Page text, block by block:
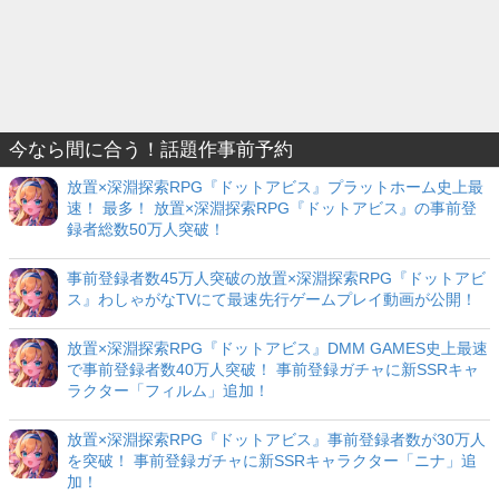
今なら間に合う！話題作事前予約
放置×深淵探索RPG『ドットアビス』プラットホーム史上最
速！ 最多！ 放置×深淵探索RPG『ドットアビス』の事前登
録者総数50万人突破！
事前登録者数45万人突破の放置×深淵探索RPG『ドットアビ
ス』わしゃがなTVにて最速先行ゲームプレイ動画が公開！
放置×深淵探索RPG『ドットアビス』DMM GAMES史上最速
で事前登録者数40万人突破！ 事前登録ガチャに新SSRキャ
ラクター「フィルム」追加！
放置×深淵探索RPG『ドットアビス』事前登録者数が30万人
を突破！ 事前登録ガチャに新SSRキャラクター「ニナ」追
加！